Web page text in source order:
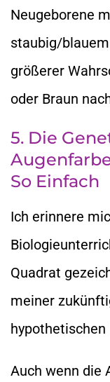
Neugeborene
staubig/
größerer
oder Braun
5. Die
So Einfach
Ich erinnere
Quadrat
meiner
hypothetischen
Auch wenn die